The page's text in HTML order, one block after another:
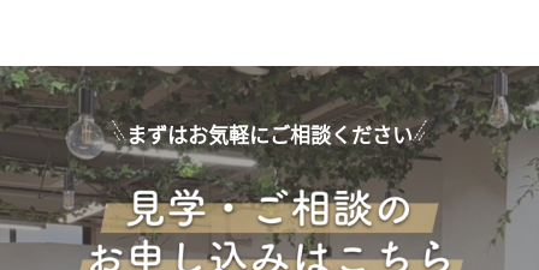
まずはお気軽にご相談ください